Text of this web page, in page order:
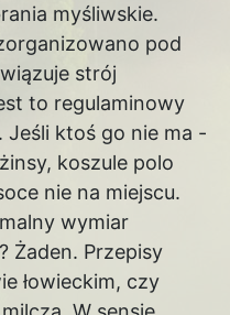
myśliwskie.
pod
strój
to regulaminowy
Jeśli ktoś go nie ma -
koszule polo
nie na miejscu.
wymiar
Żaden. Przepisy
łowieckim, czy